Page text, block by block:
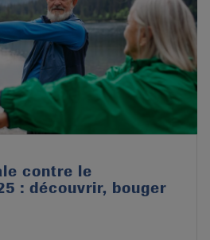
contre le
: découvrir, bouger